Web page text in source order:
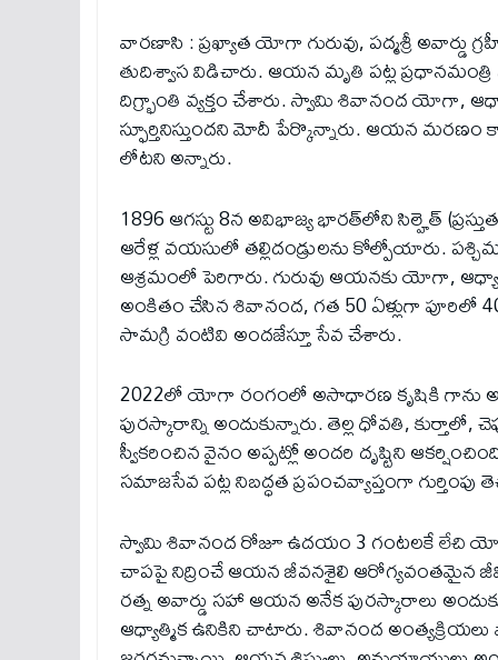
వారణాసి : ప్రఖ్యాత యోగా గురువు, పద్మశ్రీ
తుదిశ్వాస విడిచారు. ఆయన మృతి పట్ల
దిగ్భ్రాంతి వ్యక్తం చేశారు. స్వామి శివానంద యోగా,
స్ఫూర్తినిస్తుందని మోదీ పేర్కొన్నారు. ఆయన
లోటని అన్నారు.
1896 ఆగస్టు 8న అవిభాజ్య భారత్‌లోని సిల్హెత్
ఆరేళ్ల వయసులో తల్లిదండ్రులను కోల్పోయారు.
ఆశ్రమంలో పెరిగారు. గురువు ఆయనకు యోగా,
అంకితం చేసిన శివానంద, గత 50 ఏళ్లుగా పూరిలో
సామగ్రి వంటివి అందజేస్తూ సేవ చేశారు.
2022లో యోగా రంగంలో అసాధారణ కృషికి గాను
పురస్కారాన్ని అందుకున్నారు. తెల్ల ధోవతి,
స్వీకరించిన వైనం అప్పట్లో అందరి దృష్టిని
సమాజసేవ పట్ల నిబద్ధత ప్రపంచవ్యాప్తంగా
స్వామి శివానంద రోజూ ఉదయం 3 గంటలకే లేచి
చాపపై నిద్రించే ఆయన జీవనశైలి ఆరోగ్యవంతమైన
రత్న అవార్డు సహా ఆయన అనేక పురస్కారాలు
ఆధ్యాత్మిక ఉనికిని చాటారు. శివానంద